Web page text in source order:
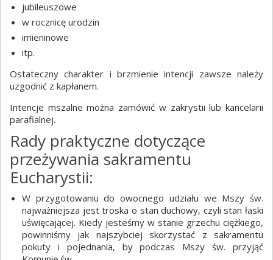
jubileuszowe
w rocznicę urodzin
imieninowe
itp.
Ostateczny charakter i brzmienie intencji zawsze należy
uzgodnić z kapłanem.
Intencje mszalne można zamówić w zakrystii lub kancelarii
parafialnej.
Rady praktyczne dotyczące
przeżywania sakramentu
Eucharystii:
W przygotowaniu do owocnego udziału we Mszy św.
najważniejsza jest troska o stan duchowy, czyli stan łaski
uświęcającej. Kiedy jesteśmy w stanie grzechu ciężkiego,
powinniśmy jak najszybciej skorzystać z sakramentu
pokuty i pojednania, by podczas Mszy św. przyjąć